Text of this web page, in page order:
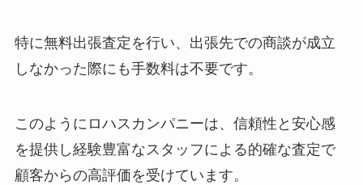
特に無料出張査定を行い、出張先での商談が成立
しなかった際にも手数料は不要です。
このようにロハスカンパニーは、信頼性と安心感
を提供し経験豊富なスタッフによる的確な査定で
顧客からの高評価を受けています。